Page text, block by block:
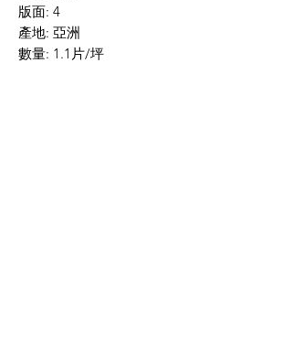
版面: 4
產地: 亞洲
數量: 1.1片/坪